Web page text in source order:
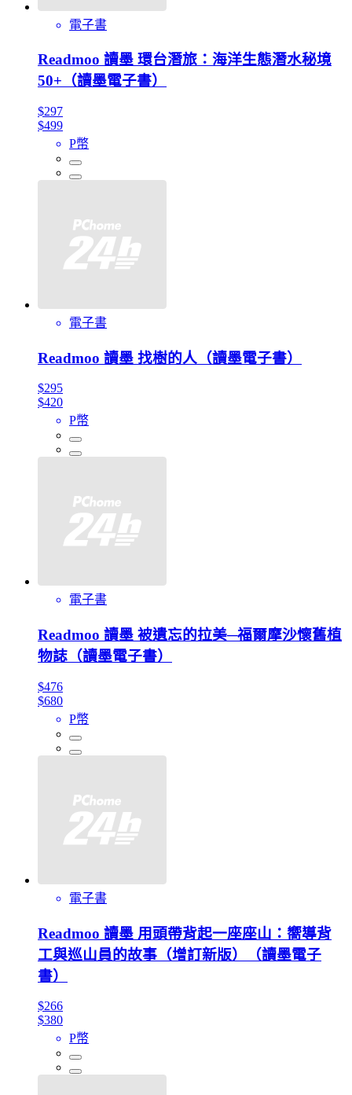
電子書
Readmoo 讀墨 環台潛旅：海洋生態潛水秘境
50+（讀墨電子書）
$297
$499
P幣
電子書
Readmoo 讀墨 找樹的人（讀墨電子書）
$295
$420
P幣
電子書
Readmoo 讀墨 被遺忘的拉美─福爾摩沙懷舊植
物誌（讀墨電子書）
$476
$680
P幣
電子書
Readmoo 讀墨 用頭帶背起一座座山：嚮導背
工與巡山員的故事（增訂新版）（讀墨電子
書）
$266
$380
P幣